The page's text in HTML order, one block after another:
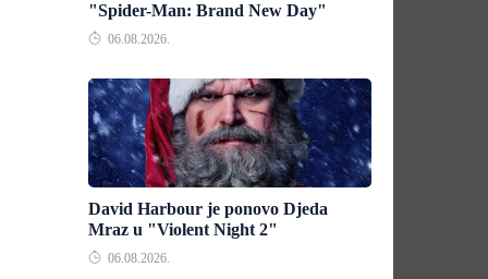
"Spider-Man: Brand New Day"
06.08.2026.
David Harbour je ponovo Djeda
Mraz u "Violent Night 2"
06.08.2026.